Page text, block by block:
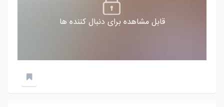
قابل مشاهده برای دنبال کننده ها